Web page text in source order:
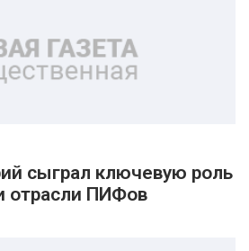
сыграл ключевую роль
отрасли ПИФов